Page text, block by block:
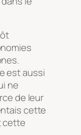
est aussi
ne
de leur
cette
cette